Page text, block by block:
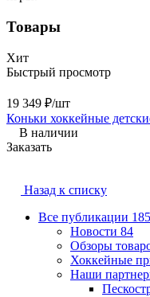
Товары
Хит
Быстрый просмотр
19 349 ₽/шт
Коньки хоккейные
В наличии
Заказать
Назад к списку
Все публикации
Новости 84
Обзоры
Хоккейные
Наши